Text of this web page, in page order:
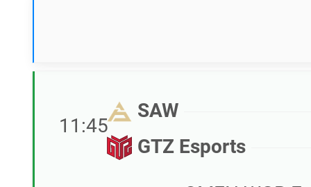
11:45
SAW
GTZ Esports